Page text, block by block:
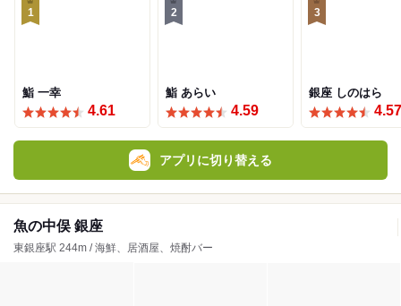
1
鮨 一幸
4.61
2
鮨 あらい
4.59
3
銀座 しのはら
4.57
アプリに切り替える
魚の中俣 銀座
東銀座駅 244m / 海鮮、居酒屋、焼酎バー